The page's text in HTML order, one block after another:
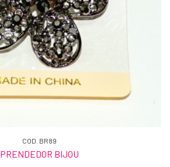
COD. BR89
PRENDEDOR BIJOU